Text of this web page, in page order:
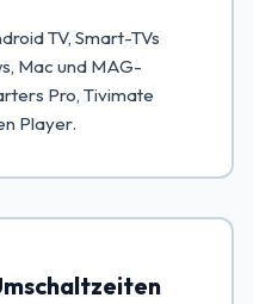
TV, Smart-TVs
Mac und MAG-
Pro, Tivimate
Player.